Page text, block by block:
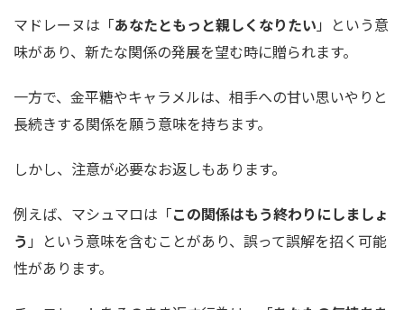
マドレーヌは「あなたともっと親しくなりたい 」という意
味があり、新たな関係の発展を望む時に贈られます。
一方で、金平糖やキャラメルは、相手への甘い思いやりと
長続きする関係を願う意味を持ちます。
しかし、注意が必要なお返しもあります。
例えば、マシュマロは「この関係はもう終わりにしましょ
う 」という意味を含むことがあり、誤って誤解を招く可能
性があります。